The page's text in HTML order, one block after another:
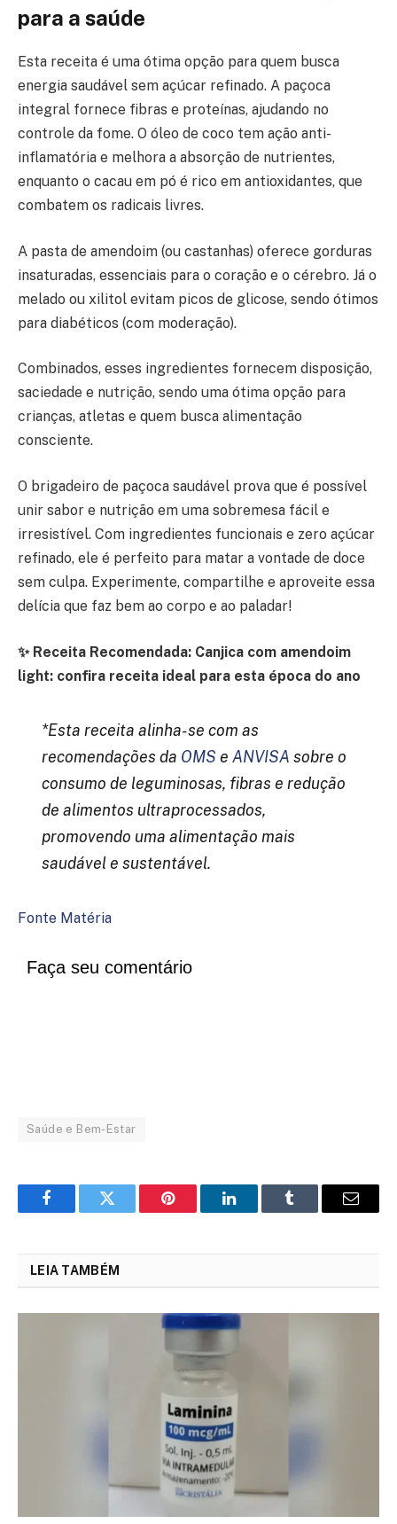
para a saúde
Esta receita é uma ótima opção para quem busca
energia saudável sem açúcar refinado. A paçoca
integral fornece fibras e proteínas, ajudando no
controle da fome. O óleo de coco tem ação anti-
inflamatória e melhora a absorção de nutrientes,
enquanto o cacau em pó é rico em antioxidantes, que
combatem os radicais livres.
A pasta de amendoim (ou castanhas) oferece gorduras
insaturadas, essenciais para o coração e o cérebro. Já o
melado ou xilitol evitam picos de glicose, sendo ótimos
para diabéticos (com moderação).
Combinados, esses ingredientes fornecem disposição,
saciedade e nutrição, sendo uma ótima opção para
crianças, atletas e quem busca alimentação
consciente.
O brigadeiro de paçoca saudável prova que é possível
unir sabor e nutrição em uma sobremesa fácil e
irresistível. Com ingredientes funcionais e zero açúcar
refinado, ele é perfeito para matar a vontade de doce
sem culpa. Experimente, compartilhe e aproveite essa
delícia que faz bem ao corpo e ao paladar!
✨ Receita Recomendada: Canjica com amendoim
light: confira receita ideal para esta época do ano
*Esta receita alinha-se com as
recomendações da OMS e ANVISA sobre o
consumo de leguminosas, fibras e redução
de alimentos ultraprocessados,
promovendo uma alimentação mais
saudável e sustentável.
Fonte Matéria
Faça seu comentário
Saúde e Bem-Estar
FacebookTwitter Pinterest LinkedInTumblr Email
LEIA TAMBÉM